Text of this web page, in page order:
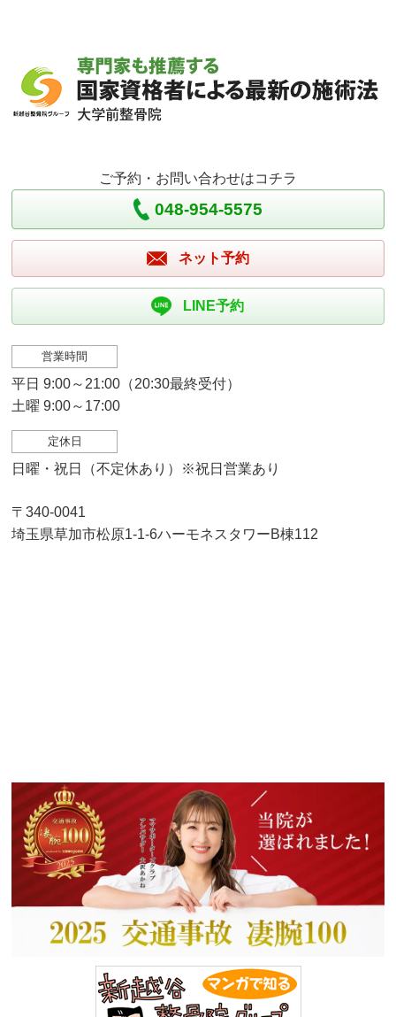
ご予約・お問い合わせはコチラ
048-954-5575
ネット予約
LINE予約
営業時間
平日 9:00～21:00（20:30最終受付）
土曜 9:00～17:00
定休日
日曜・祝日（不定休あり）※祝日営業あり
〒340-0041
埼玉県草加市松原1-1-6ハーモネスタワーB棟112